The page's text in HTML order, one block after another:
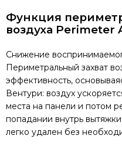
Функция
воздуха Perimeter
Снижение
Периметральный захват
эффективность,
Вентури: воздух
места на панели и потом
попадании внутрь
легко удален без